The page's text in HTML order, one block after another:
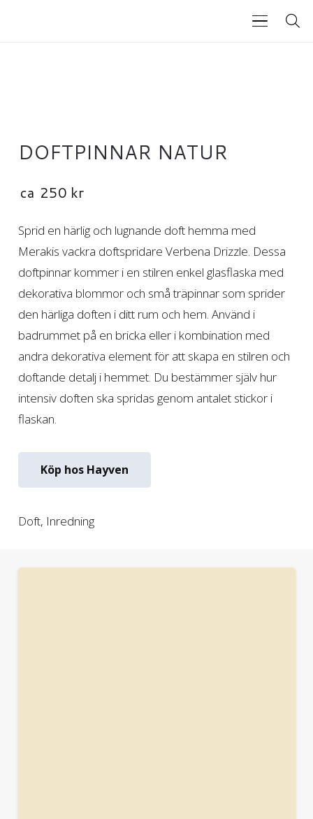
DOFTPINNAR NATUR
ca 250 kr
Sprid en härlig och lugnande doft hemma med
Merakis vackra doftspridare Verbena Drizzle. Dessa
doftpinnar kommer i en stilren enkel glasflaska med
dekorativa blommor och små träpinnar som sprider
den härliga doften i ditt rum och hem. Använd i
badrummet på en bricka eller i kombination med
andra dekorativa element för att skapa en stilren och
doftande detalj i hemmet. Du bestämmer själv hur
intensiv doften ska spridas genom antalet stickor i
flaskan.
Köp hos Hayven
Doft, Inredning